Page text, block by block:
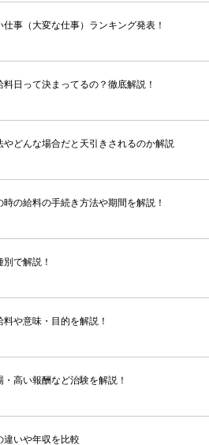
事（大変な仕事）ランキング発表！
日って決まってるの？徹底解説！
やどんな場合だと天引きされるのか解説
の給料の手続き方法や期間を解説！
で解説！
や意味・目的を解説！
高い報酬など治験を解説！
違いや年収を比較